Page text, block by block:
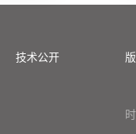
技术公开